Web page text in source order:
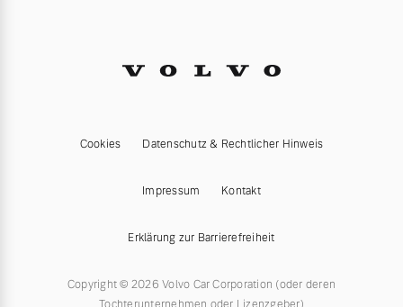
Cookies Datenschutz & Rechtlicher Hinweis
Impressum Kontakt
Erklärung zur Barrierefreiheit
Copyright © 2026 Volvo Car Corporation (oder deren
Tochterunternehmen oder Lizenzgeber)